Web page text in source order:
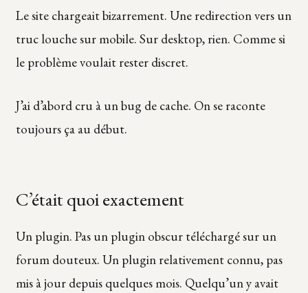
Le site chargeait bizarrement. Une redirection vers un
truc louche sur mobile. Sur desktop, rien. Comme si
le problème voulait rester discret.
J’ai d’abord cru à un bug de cache. On se raconte
toujours ça au début.
C’était quoi exactement
Un plugin. Pas un plugin obscur téléchargé sur un
forum douteux. Un plugin relativement connu, pas
mis à jour depuis quelques mois. Quelqu’un y avait